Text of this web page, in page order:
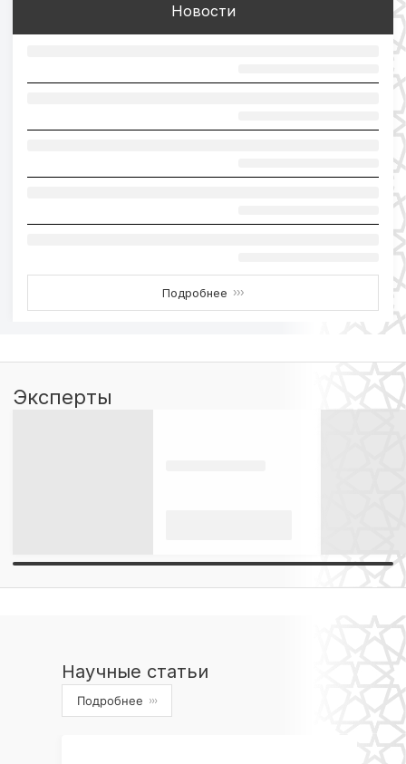
Новости
Подробнее ›››
Эксперты
Научные статьи
Подробнее ›››